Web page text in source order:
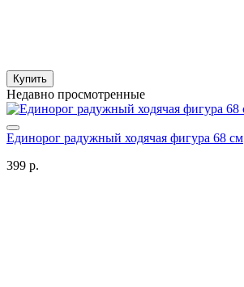
Купить
Недавно просмотренные
Единорог радужный ходячая фигура 68 см
399 р.